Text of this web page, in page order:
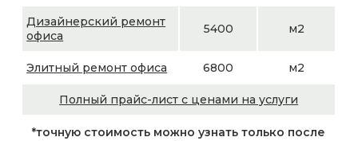
Дизайнерский ремонт
офиса
5400 м2
Элитный ремонт офиса 6800 м2
Полный прайс-лист с ценами на услуги
*точную стоимость можно узнать только после